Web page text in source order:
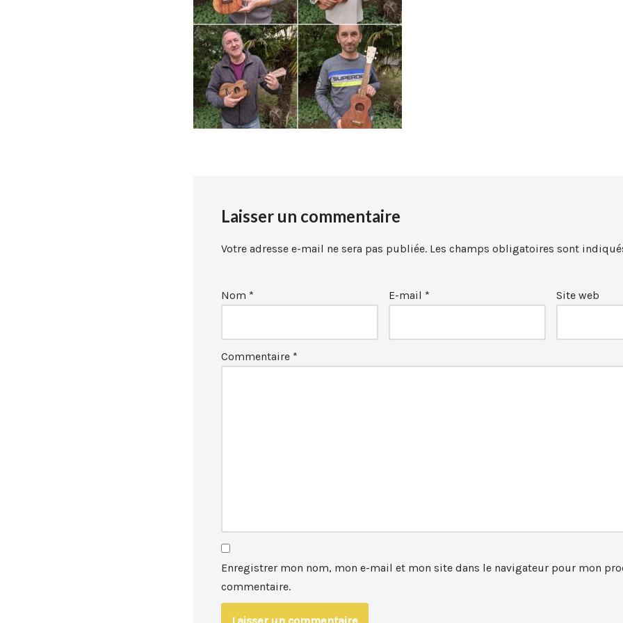
Laisser un commentaire
Votre adresse e-mail ne sera pas publiée. Les champs obligatoires sont
Nom * E-mail * Site web
Commentaire *
Enregistrer mon nom, mon e-mail et mon site dans le navigateur pour mon
commentaire.